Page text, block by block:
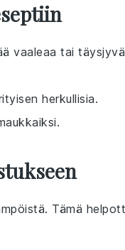
vaaleaa tai
herkullisia.
Tämä